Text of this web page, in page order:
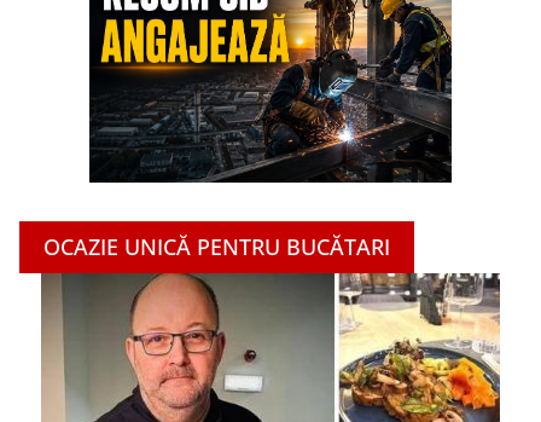
OCAZIE UNICĂ PENTRU BUCĂTARI